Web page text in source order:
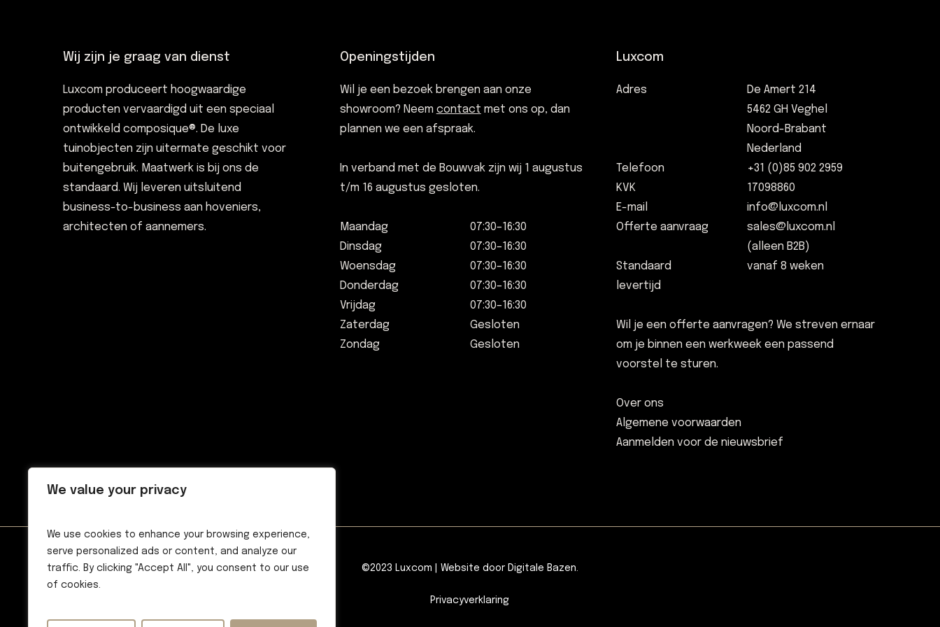
We value your privacy
We use cookies to enhance your browsing experience,
serve personalized ads or content, and analyze our
traffic. By clicking "Accept All", you consent to our use
of cookies.
Wij zijn je graag van dienst
Luxcom produceert hoogwaardige
producten vervaardigd uit een speciaal
ontwikkeld composique®. De luxe
tuinobjecten zijn uitermate geschikt voor
buitengebruik. Maatwerk is bij ons de
standaard. Wij leveren uitsluitend
business-to-business aan hoveniers,
architecten of aannemers.
Openingstijden
Wil je een bezoek brengen aan onze
showroom? Neem contact met ons op, dan
plannen we een afspraak.
In verband met de Bouwvak zijn wij 1 augustus
t/m 16 augustus gesloten.
Maandag
Dinsdag
Woensdag
Donderdag
Vrijdag
Zaterdag
Zondag
07:30–16:30
07:30–16:30
07:30–16:30
07:30–16:30
07:30–16:30
Gesloten
Gesloten
Luxcom
Adres
Telefoon
KVK
E-mail
Offerte aanvraag
Standaard
levertijd
De Amert 214
5462 GH Veghel
Noord-Brabant
Nederland
+31 (0)85 902 2959
17098860
info@luxcom.nl
sales@luxcom.nl
(alleen B2B)
vanaf 8 weken
Wil je een offerte aanvragen? We streven ernaar
om je binnen een werkweek een passend
voorstel te sturen.
Over ons
Algemene voorwaarden
Aanmelden voor de nieuwsbrief
©2023 Luxcom | Website door Digitale Bazen.
Privacyverklaring